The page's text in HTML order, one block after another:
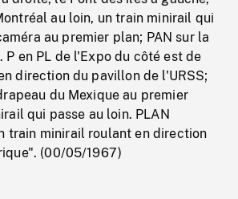
au loin, un train minirail qui
au premier plan; PAN sur la
en PL de l'Expo du côté est de
direction du pavillon de l'URSS;
du Mexique au premier
qui passe au loin. PLAN
train minirail roulant en direction
(00/05/1967)